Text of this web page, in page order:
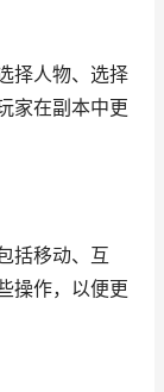
择人物、选择
家在副本中更
括移动、互
操作，以便更